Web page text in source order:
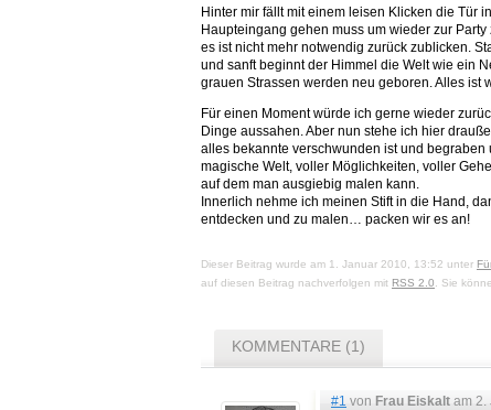
Hinter mir fällt mit einem leisen Klicken die Tür
Haupteingang gehen muss um wieder zur
es ist nicht mehr notwendig zurück zublicken.
und sanft beginnt der Himmel die Welt wie ein
grauen Strassen werden neu geboren. Alles ist
Für einen Moment würde ich gerne wieder
Dinge aussahen. Aber nun stehe ich hier
alles bekannte verschwunden ist und
magische Welt, voller Möglichkeiten, voller
auf dem man ausgiebig malen kann.
Innerlich nehme ich meinen Stift in die Hand,
entdecken und zu malen… packen wir es an!
Dieser Beitrag wurde am 1. Januar 2010, 13:52 unter
auf diesen Beitrag nachverfolgen mit RSS 2.0 . Sie
KOMMENTARE (1)
#1 von Frau Eiskalt am 2.